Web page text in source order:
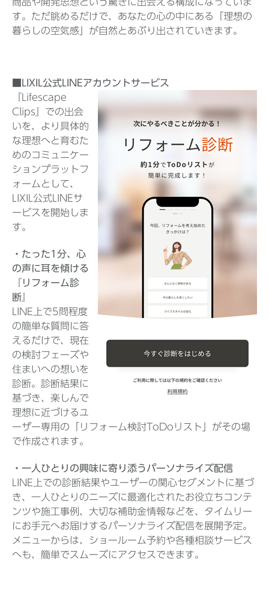
す。ただ眺めるだけで、あなたの心の中にある「理想の
暮らしの空気感」が自然とあぶり出されていきます。
■LIXIL公式LINEアカウントサービス
『Lifescape
Clips』での出会
いを、より具体的
な理想へと育むた
めのコミュニケー
ションプラットフ
ォームとして、
LIXIL公式LINEサ
ービスを開始しま
す。
・たった1分、心
の声に耳を傾ける
『リフォーム診
断』
LINE上で5問程度
の簡単な質問に答
えるだけで、現在
の検討フェーズや
住まいへの想いを
診断。診断結果に
基づき、楽しんで
理想に近づけるユ
ーザー専用の「リフォーム検討ToDoリスト」がその場
で作成されます。
・一人ひとりの興味に寄り添うパーソナライズ配信
LINE上での診断結果やユーザーの関心セグメントに基づ
き、一人ひとりのニーズに最適化されたお役立ちコンテ
ンツや施工事例、大切な補助金情報などを、タイムリー
にお手元へお届けするパーソナライズ配信を展開予定。
メニューからは、ショールーム予約や各種相談サービス
へも、簡単でスムーズにアクセスできます。